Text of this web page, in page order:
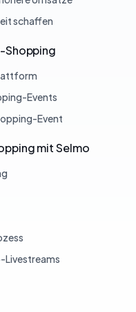
schaffen
Shopping
Events
Event
mit Selmo
Livestreams